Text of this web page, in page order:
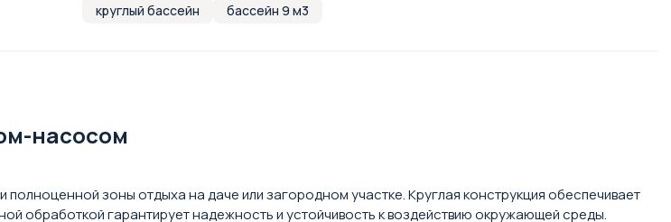
круглый бассейн
бассейн 9 м3
насосом
зоны отдыха на даче или загородном участке. Круглая конструкция обеспечивает
обработкой гарантирует надежность и устойчивость к воздействию окружающей среды.